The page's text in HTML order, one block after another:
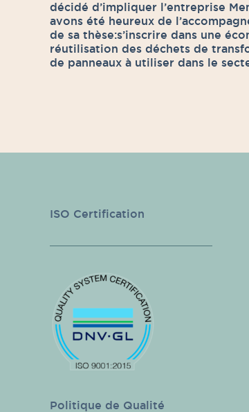
décidé d’impliquer l’entreprise
avons été heureux de
de sa thèse:s’inscrire dans une
réutilisation des déchets de
de panneaux à utiliser dans le
ISO Certification
Politique de Qualité